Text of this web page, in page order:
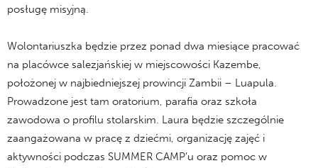
posługę misyjną.
Wolontariuszka będzie przez ponad dwa miesiące pracować
na placówce salezjańskiej w miejscowości Kazembe,
położonej w najbiedniejszej prowincji Zambii – Luapula.
Prowadzone jest tam oratorium, parafia oraz szkoła
zawodowa o profilu stolarskim. Laura będzie szczególnie
zaangażowana w pracę z dziećmi, organizację zajęć i
aktywności podczas SUMMER CAMP’u oraz pomoc w